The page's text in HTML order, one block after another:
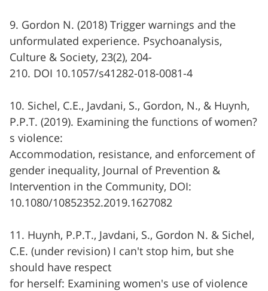
9. Gordon N. (2018) Trigger warnings and the
unformulated experience. Psychoanalysis,
Culture & Society, 23(2), 204-
210. DOI 10.1057/s41282-018-0081-4
10. Sichel, C.E., Javdani, S., Gordon, N., & Huynh,
P.P.T. (2019). Examining the functions of women?
s violence:
Accommodation, resistance, and enforcement of
gender inequality, Journal of Prevention &
Intervention in the Community, DOI:
10.1080/10852352.2019.1627082
11. Huynh, P.P.T., Javdani, S., Gordon N. & Sichel,
C.E. (under revision) I can't stop him, but she
should have respect
for herself: Examining women's use of violence